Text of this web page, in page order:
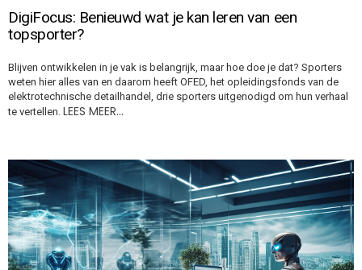
DigiFocus: Benieuwd wat je kan leren van een
topsporter?
Blijven ontwikkelen in je vak is belangrijk, maar hoe doe je dat? Sporters
weten hier alles van en daarom heeft OFED, het opleidingsfonds van de
elektrotechnische detailhandel, drie sporters uitgenodigd om hun verhaal
te vertellen. LEES MEER…